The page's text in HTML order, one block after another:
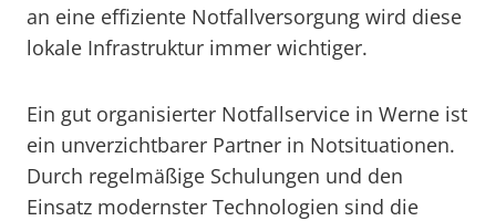
an eine effiziente Notfallversorgung wird diese
lokale Infrastruktur immer wichtiger.
Ein gut organisierter Notfallservice in Werne ist
ein unverzichtbarer Partner in Notsituationen.
Durch regelmäßige Schulungen und den
Einsatz modernster Technologien sind die